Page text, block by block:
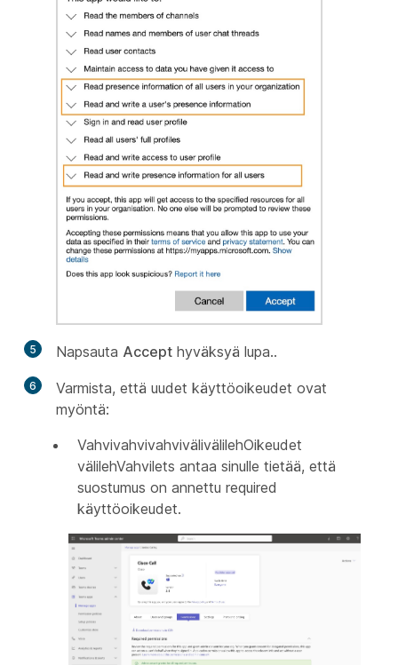
5 Napsauta Accept hyväksyä lupa..
6
Varmista, että uudet käyttöoikeudet ovat
myöntä:
VahvivahvivahvivälivälilehOikeudet
välilehVahvilets antaa sinulle tietää, että
suostumus on annettu required
käyttöoikeudet.